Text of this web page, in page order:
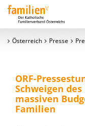
Österreich Presse
ORF-
Schweigen
massiven
Familien